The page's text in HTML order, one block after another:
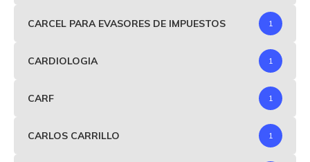
CARCEL PARA EVASORES DE IMPUESTOS 1
CARDIOLOGIA 1
CARF 1
CARLOS CARRILLO 1